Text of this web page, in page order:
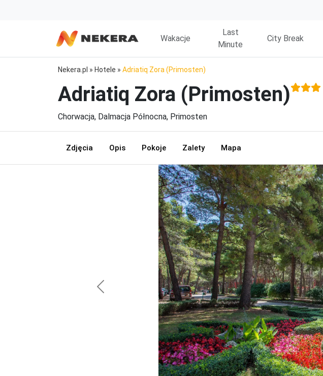
Wakacje
Last
Minute
City Break
Nekera.pl » Hotele » Adriatiq Zora (Primosten)
Adriatiq Zora (Primosten)
Chorwacja, Dalmacja Północna, Primosten
Zdjęcia Opis Pokoje Zalety Mapa
Previous